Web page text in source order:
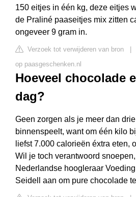
150 eitjes in één kg, deze eitjes
de Praliné paaseitjes mix zitten
ongeveer 9 gram in.
Verzoek tot verwijderen van bron
op paasgeschenken.nl
Hoeveel chocolade
dag?
Geen zorgen als je meer dan
binnenspeelt, want om één kilo
liefst 7.000 calorieën éxtra eten,
Wil je toch verantwoord
Nederlandse hoogleraar
Seidell aan om pure chocolade